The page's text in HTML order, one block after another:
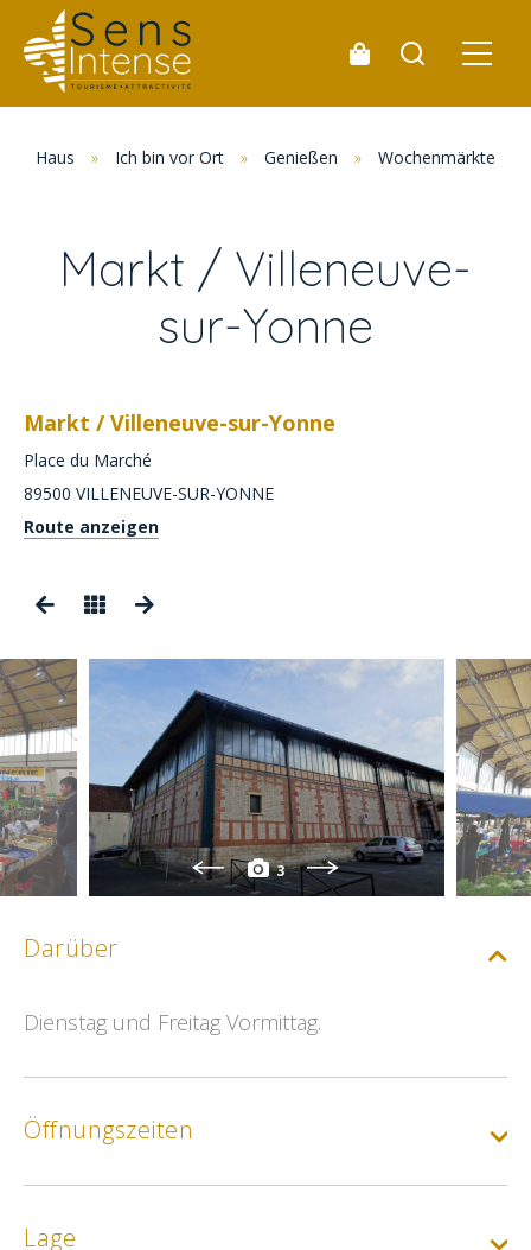
Haus » Ich bin vor Ort » Genießen » Wochenmärkte
Markt / Villeneuve-
sur-Yonne
Markt / Villeneuve-sur-Yonne
Place du Marché
89500 VILLENEUVE-SUR-YONNE
Route anzeigen
3
Darüber
Dienstag und Freitag Vormittag.
Öffnungszeiten
Lage